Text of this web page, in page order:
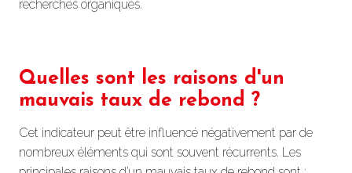
recherches organiques.
Quelles sont les raisons d'un
mauvais taux de rebond ?
Cet indicateur peut être influencé négativement par de
nombreux éléments qui sont souvent récurrents. Les